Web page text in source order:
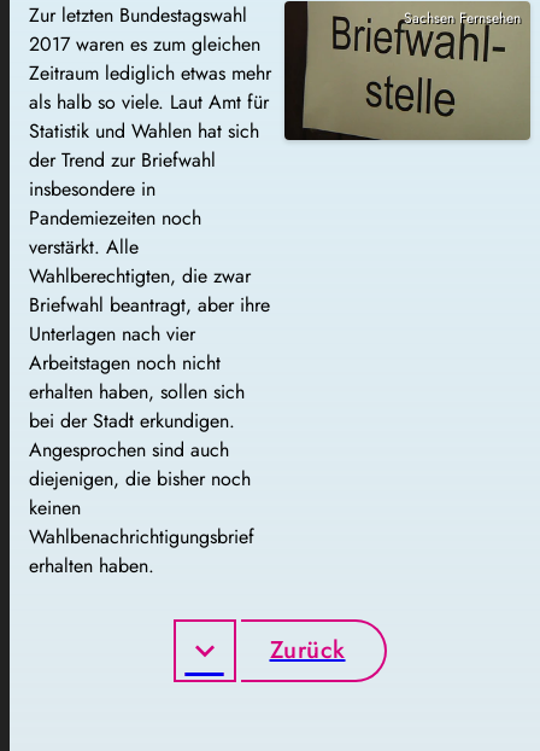
Zur letzten Bundestagswahl
2017 waren es zum gleichen
Zeitraum lediglich etwas mehr
als halb so viele. Laut Amt für
Statistik und Wahlen hat sich
der Trend zur Briefwahl
insbesondere in
Pandemiezeiten noch
verstärkt. Alle
Wahlberechtigten, die zwar
Briefwahl beantragt, aber ihre
Unterlagen nach vier
Arbeitstagen noch nicht
erhalten haben, sollen sich
bei der Stadt erkundigen.
Angesprochen sind auch
diejenigen, die bisher noch
keinen
Wahlbenachrichtigungsbrief
erhalten haben.
Sachsen Fernsehen
Zurück